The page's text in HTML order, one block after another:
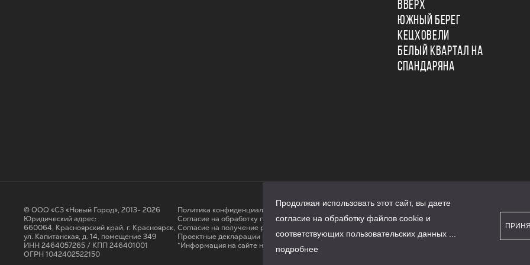
ВВЕРХ
ЮЖНЫЙ БЕРЕГ
КЕЦХОВЕЛИ
БЕЛЫЙ КВАРТАЛ НА
СПАНДАРЯНА
© ООО «СЗ «Новый Город», 2013- 2026
Юридический адрес:
660064, Красноярский край, г. Красноярск,
ул. Капитанская, д. 14, помещение 349
ИНН 2464057265 / КПП 246401001
ОГРН 1042402522150
Политика конфиденциальности
Согласие на обработку персональных данных
Cогласие на получение рассылки
Проектные декларации на сайте наш.дом.рф
*Информация на сайте не является публичной офертой
Продолжая использовать этот сайт, вы даете
согласие на обработку файлов cookie и
соответствующих пользовательских данных
подробнее